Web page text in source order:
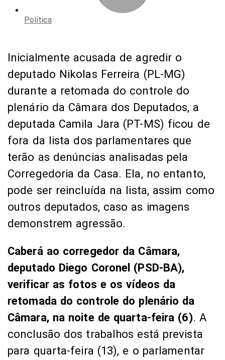
Política
Inicialmente acusada de agredir o
deputado Nikolas Ferreira (PL-MG)
durante a retomada do controle do
plenário da Câmara dos Deputados, a
deputada Camila Jara (PT-MS) ficou de
fora da lista dos parlamentares que
terão as denúncias analisadas pela
Corregedoria da Casa. Ela, no entanto,
pode ser reincluída na lista, assim como
outros deputados, caso as imagens
demonstrem agressão.
Caberá ao corregedor da Câmara,
deputado Diego Coronel (PSD-BA),
verificar as fotos e os vídeos da
retomada do controle do plenário da
Câmara, na noite de quarta-feira (6). A
conclusão dos trabalhos está prevista
para quarta-feira (13), e o parlamentar